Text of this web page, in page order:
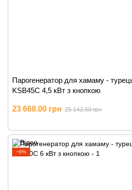
Парогенератор для хамаму -
KSB45C 4,5 кВт з кнопкою
23 668.00 грн 25 142.50 грн
−6%